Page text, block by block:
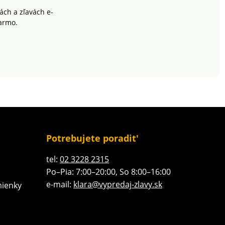
a zľavách e-
Potrebujete poradit'
tel: 02 3228 2315
Po–Pia: 7:00–20:00, So 8:00–16:00
e-mail: klara@vypredaj-zlavy.sk